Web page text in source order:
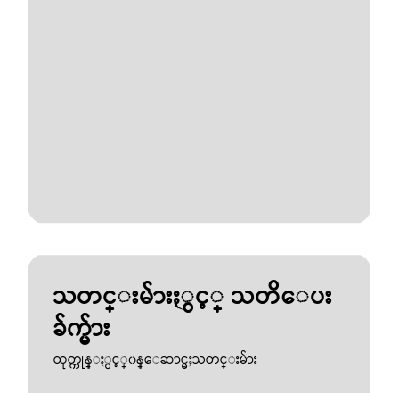
သတင္းမ်ားႏွင့္ သတိေပး
ခ်က္မ်ား
ထုတ္ကုန္ႏွင့္၀န္ေဆာင္မႈသတင္းမ်ား